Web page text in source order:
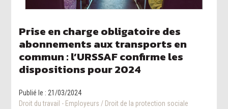
Prise en charge obligatoire des
abonnements aux transports en
commun : l’URSSAF confirme les
dispositions pour 2024
Publié le : 21/03/2024
Droit du travail - Employeurs / Droit de la protection sociale